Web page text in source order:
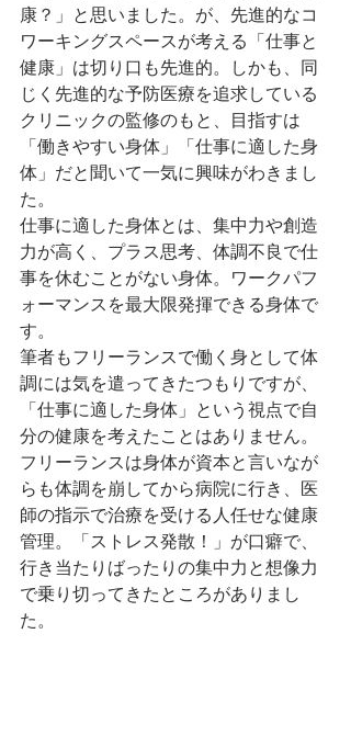
康？」と思いました。が、先進的なコ
ワーキングスペースが考える「仕事と
健康」は切り口も先進的。しかも、同
じく先進的な予防医療を追求している
クリニックの監修のもと、目指すは
「働きやすい身体」「仕事に適した身
体」だと聞いて一気に興味がわきまし
た。
仕事に適した身体とは、集中力や創造
力が高く、プラス思考、体調不良で仕
事を休むことがない身体。ワークパフ
ォーマンスを最大限発揮できる身体で
す。
筆者もフリーランスで働く身として体
調には気を遣ってきたつもりですが、
「仕事に適した身体」という視点で自
分の健康を考えたことはありません。
フリーランスは身体が資本と言いなが
らも体調を崩してから病院に行き、医
師の指示で治療を受ける人任せな健康
管理。「ストレス発散！」が口癖で、
行き当たりばったりの集中力と想像力
で乗り切ってきたところがありまし
た。